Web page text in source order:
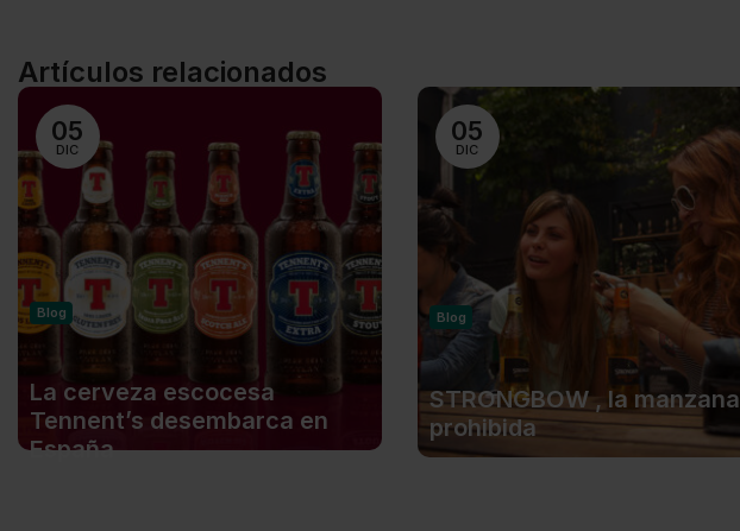
Artículos relacionados
05
DIC
Blog
La cerveza escocesa
Tennent’s desembarca en
España
05
DIC
Blog
STRONGBOW , la manzana
prohibida